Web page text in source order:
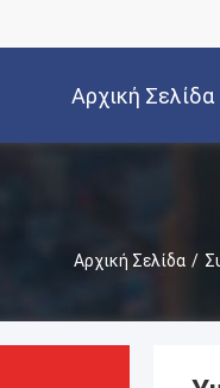
Αρχική Σελίδα
Αρχική Σελίδα /